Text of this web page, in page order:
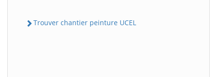
Trouver chantier peinture UCEL